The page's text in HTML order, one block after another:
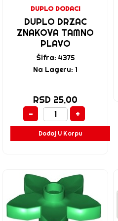
DUPLO DODACI
DUPLO DRZAC
ZNAKOVA TAMNO
PLAVO
Šifra: 4375
Na Lageru: 1
RSD 25,00
-
+
Dodaj U Korpu